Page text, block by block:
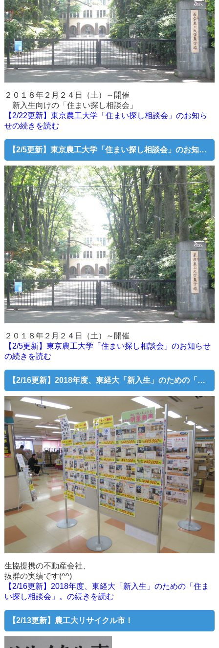
２０１８年２月２４日（土）～開催
新入生向けの「住まい探し相談会」
【2/22更新】東京農工大学「住まい探し相談会」のお知ら
せの続きを読む
【2/5更新】東京農工大学「住まい探し相談会」のお知らせ
２０１８年２月２４日（土）～開催
【2/5更新】東京農工大学「住まい探し相談会」のお知らせ
の続きを読む
【2/16更新】2018年度、東経大「新入生」のための「住まい探し相談会」。
生協提携の不動産会社、
抜群の実績です(^^)
【2/16更新】2018年度、東経大「新入生」のための「住ま
い探し相談会」。の続きを読む
【2/13更新】農工大リサイクル市！